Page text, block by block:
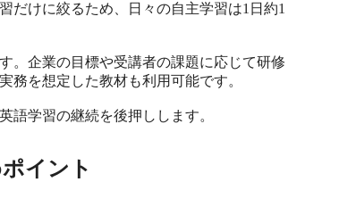
だけに絞るため、日々の自主学習は1日約1
。企業の目標や受講者の課題に応じて研修
務を想定した教材も利用可能です。
語学習の継続を後押しします。
イント